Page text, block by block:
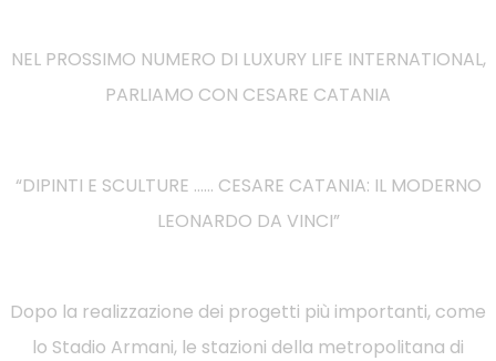
NEL PROSSIMO NUMERO DI LUXURY LIFE INTERNATIONAL,
PARLIAMO CON CESARE CATANIA
“DIPINTI E SCULTURE …… CESARE CATANIA: IL MODERNO
LEONARDO DA VINCI”
Dopo la realizzazione dei progetti più importanti, come
lo Stadio Armani, le stazioni della metropolitana di